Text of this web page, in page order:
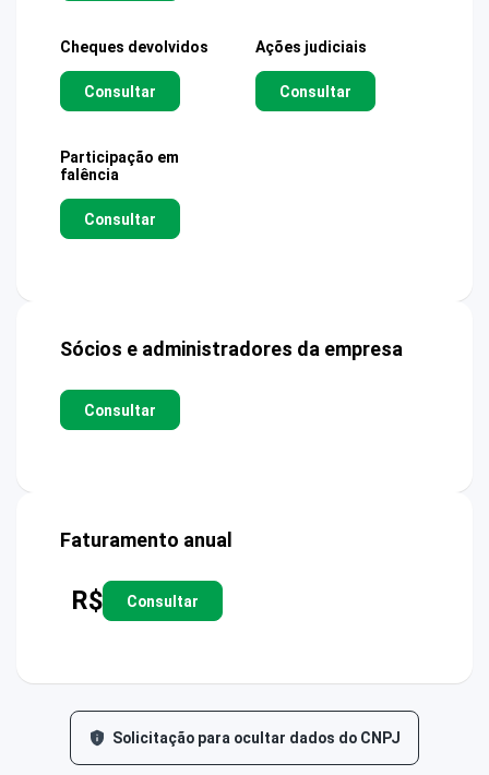
Cheques devolvidos
Consultar
Ações judiciais
Consultar
Participação em
falência
Consultar
Sócios e administradores da empresa
Consultar
Faturamento anual
R$ Consultar
Solicitação para ocultar dados do CNPJ